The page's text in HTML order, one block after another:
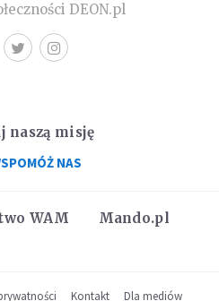
DEON.pl
WAM
Mando.pl
naszą misję
NAS
Kontakt Dla mediów